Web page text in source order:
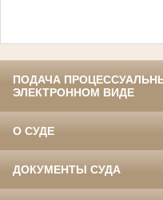
ПОДАЧА
ЭЛЕКТРОННОМ ВИДЕ
О СУДЕ
ДОКУМЕНТЫ СУДА